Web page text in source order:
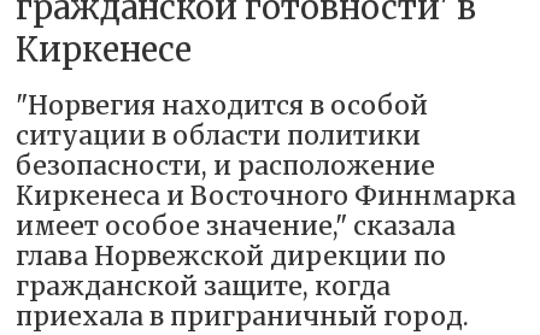
Киркенесе
"Норвегия находится в особой
ситуации в области политики
безопасности, и расположение
Киркенеса и Восточного Финнмарка
имеет особое значение," сказала
глава Норвежской дирекции по
гражданской защите, когда
приехала в приграничный город.